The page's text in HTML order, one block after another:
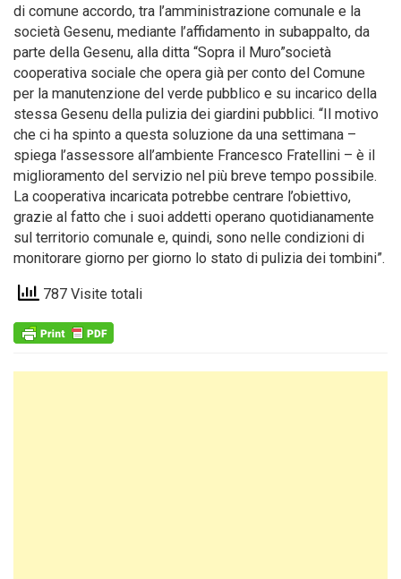
di comune accordo, tra l’amministrazione comunale e la
società Gesenu, mediante l’affidamento in subappalto, da
parte della Gesenu, alla ditta “Sopra il Muro”società
cooperativa sociale che opera già per conto del Comune
per la manutenzione del verde pubblico e su incarico della
stessa Gesenu della pulizia dei giardini pubblici. “Il motivo
che ci ha spinto a questa soluzione da una settimana –
spiega l’assessore all’ambiente Francesco Fratellini – è il
miglioramento del servizio nel più breve tempo possibile.
La cooperativa incaricata potrebbe centrare l’obiettivo,
grazie al fatto che i suoi addetti operano quotidianamente
sul territorio comunale e, quindi, sono nelle condizioni di
monitorare giorno per giorno lo stato di pulizia dei tombini”.
787 Visite totali